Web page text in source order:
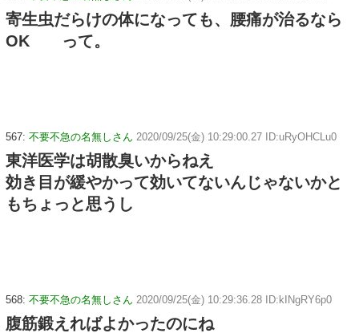
寄生虫だらけの体になっても、腰痛が治るなら
OK って。
567: 不要不急の名無しさん 2020/09/25(金) 10:29:00.27 ID:uRyOHCLu0
東洋医学は胡散臭いからねえ
効き目が緩やかって効いてないんじゃないかと
もちょっと思うし
568: 不要不急の名無しさん 2020/09/25(金) 10:29:36.28 ID:kINgRY6p0
腹筋鍛えればよかったのにね